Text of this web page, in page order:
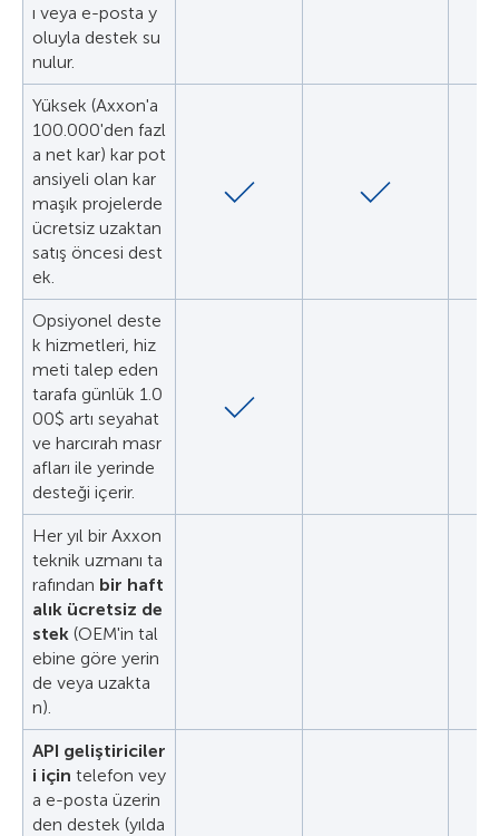
ı veya e-posta y
oluyla destek su
nulur.
Yüksek (Axxon'a
100.000'den fazl
a net kar) kar pot
ansiyeli olan kar
maşık projelerde
ücretsiz uzaktan
satış öncesi dest
ek.
Opsiyonel deste
k hizmetleri, hiz
meti talep eden
tarafa günlük 1.0
00$ artı seyahat
ve harcırah masr
afları ile yerinde
desteği içerir.
Her yıl bir Axxon
teknik uzmanı ta
rafından bir haft
alık ücretsiz de
stek (OEM'in tal
ebine göre yerin
de veya uzakta
n).
API geliştiriciler
i için telefon vey
a e-posta üzerin
den destek (yılda